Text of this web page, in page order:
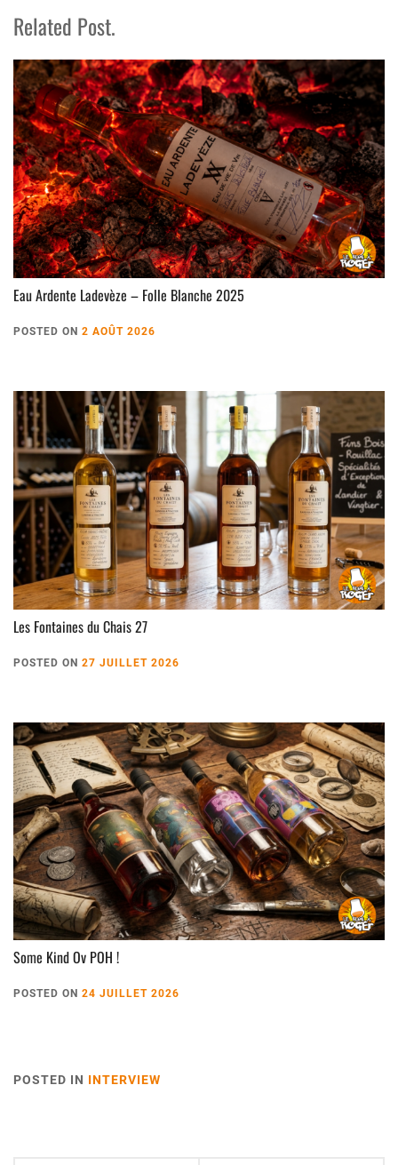
Related Post.
Eau Ardente Ladevèze – Folle Blanche 2025
POSTED ON 2 AOÛT 2026
Les Fontaines du Chais 27
POSTED ON 27 JUILLET 2026
Some Kind Ov POH !
POSTED ON 24 JUILLET 2026
POSTED IN INTERVIEW